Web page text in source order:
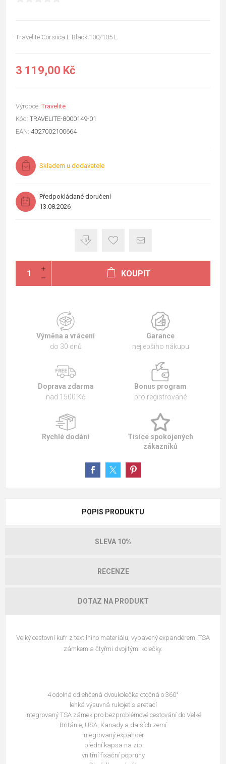
Travelite Corsiica L Black 100/105 L
3 119,00 Kč
Výrobce: Travelite
Kód: TRAVELITE-8000149-01
EAN: 4027002100664
Skladem u dodavatele
Předpokládané doručení
13.08.2026
KOUPIT
Výměna a vrácení
do 30 dnů
Garance
nejlepšího nákupu
Doprava zdarma
nad 1500 Kč
Bonus program
pro registrované
Rychlé dodání
Tisíce spokojených
zákazníků
POPIS PRODUKTU
SLEVA 10%
RECENZE
DOTAZ NA PRODUKT
Velký cestovní kufr z textilního materiálu, vybavený expandérem, TSA
zámkem a čtyřmi dvojitými kolečky.
4 odolná odlehčená dvoukolečka otočná o 360°
lehká výsuvná rukojeť s aretací
integrovaný TSA zámek pro bezproblémové cestování do Velké
Británie, USA, Kanady a dalších zemí
integrovaný expandér
přední kapsa na zip
vnitřní fixační popruhy